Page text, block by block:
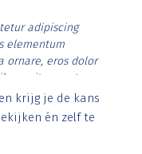
adipiscing
elementum
ornare, eros dolor
vitae erat.
id rutrum lorem
posuere.
krijg je de kans
én zelf te